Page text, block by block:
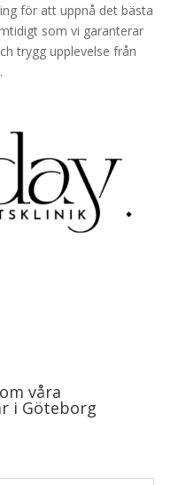
för att uppnå det bästa
som vi garanterar
trygg upplevelse från
våra
i Göteborg